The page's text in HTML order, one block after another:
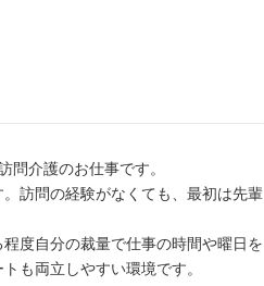
問介護のお仕事です。
訪問の経験がなくても、最初は先輩
度自分の裁量で仕事の時間や曜日を
も両立しやすい環境です。